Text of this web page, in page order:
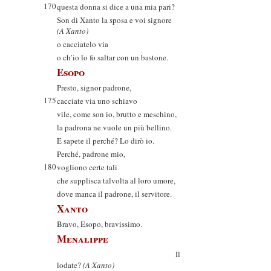
170questa donna si dice a una mia pari?
Son di Xanto la sposa e voi signore
(A Xanto)
o cacciatelo via
o ch’io lo fo saltar con un bastone.
Esopo
Presto, signor padrone,
175cacciate via uno schiavo
vile, come son io, brutto e meschino,
la padrona ne vuole un più bellino.
E sapete il perché? Lo dirò io.
Perché, padrone mio,
180vogliono certe tali
che supplisca talvolta al loro umore,
dove manca il padrone, il servitore.
Xanto
Bravo, Esopo, bravissimo.
Menalippe
Il
lodate?(A Xanto)